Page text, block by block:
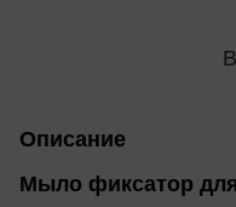
Описание
Мыло фиксатор